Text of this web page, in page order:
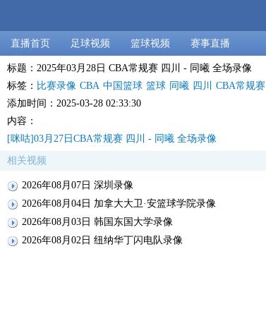
直播首页 足球视频 篮球视频 赛事直播
标题：2025年03月28日 CBA常规赛 四川 - 同曦 全场录像
标签： 比赛录像 CBA 中国篮球 篮球 同曦 四川
CBA常规赛
添加时间：2025-03-28 02:33:30
内容：
[咪咕]03月27日CBA常规赛 四川 - 同曦 全场录像
相关视频
2026年08月07日 深圳录像
2026年08月04日 加拿大大卫·安篮球学院录像
2026年08月03日 韩国东国大学录像
2026年08月02日 纽纳华丁闪电队录像